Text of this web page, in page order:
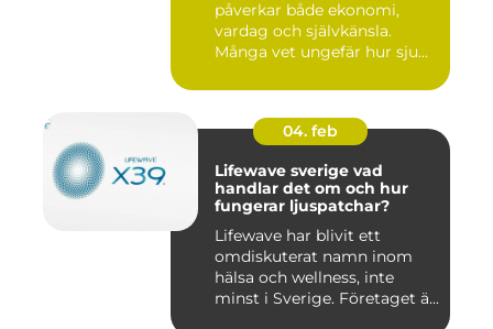
påverkar både ekonomi,
vardag och självkänsla.
Många vet ungefär hur sju...
04. feb
Lifewave sverige vad
handlar det om och hur
fungerar ljuspatchar?
Lifewave har blivit ett
omdiskuterat namn inom
hälsa och wellness, inte
minst i Sverige. Företaget ä...